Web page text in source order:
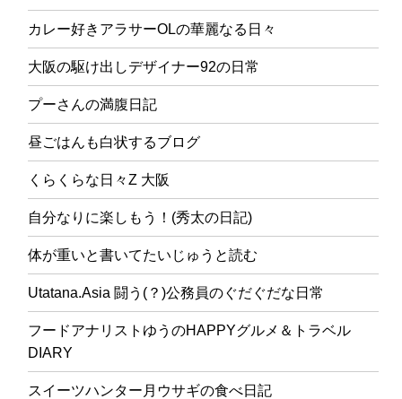
カレー好きアラサーOLの華麗なる日々
大阪の駆け出しデザイナー92の日常
プーさんの満腹日記
昼ごはんも白状するブログ
くらくらな日々Z 大阪
自分なりに楽しもう！(秀太の日記)
体が重いと書いてたいじゅうと読む
Utatana.Asia 闘う(？)公務員のぐだぐだな日常
フードアナリストゆうのHAPPYグルメ＆トラベル
DIARY
スイーツハンター月ウサギの食べ日記